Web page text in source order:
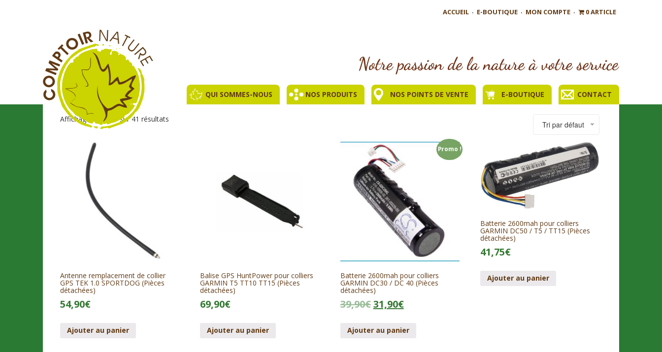
ACCUEIL E-BOUTIQUE MON COMPTE 0 ARTICLE
QUI SOMMES-NOUS NOS PRODUITS NOS POINTS DE VENTE E-BOUTIQUE CONTACT
Affichage de 1–16 sur 41 résultats
Tri par défaut
Antenne remplacement de collier
GPS TEK 1.0 SPORTDOG (Pièces
détachées)
54,90€
Ajouter au panier
Balise GPS HuntPower pour colliers
GARMIN T5 TT10 TT15 (Pièces
détachées)
69,90€
Ajouter au panier
Promo !
Batterie 2600mah pour colliers
GARMIN DC30 / DC 40 (Pièces
détachées)
39,90€31,90€
Ajouter au panier
Batterie 2600mah pour colliers
GARMIN DC50 / T5 / TT15 (Pièces
détachées)
41,75€
Ajouter au panier